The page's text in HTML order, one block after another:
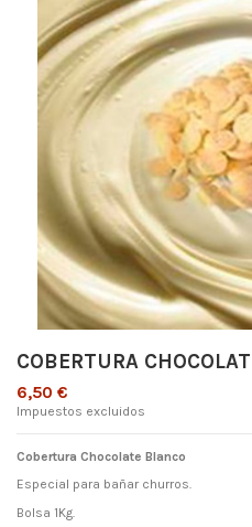
COBERTURA
6,50 €
Impuestos excluidos
Cobertura Chocolate Blanco
Especial para bañar churros.
Bolsa 1Kg.